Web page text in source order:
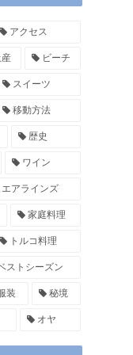
アクセス
産 ビーチ
スイーツ
移動方法
歴史
ワイン
アラインズ
家庭料理
トルコ料理
ストシーズン
装 秘境
オヤ